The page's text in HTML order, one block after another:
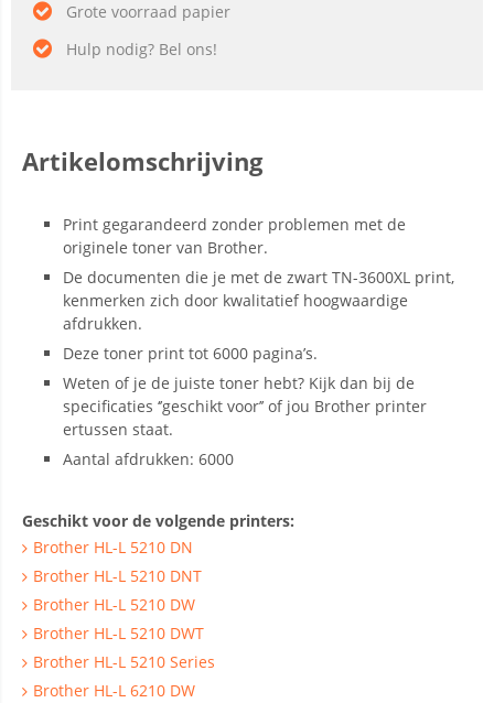
Grote voorraad papier
Hulp nodig? Bel ons!
Artikelomschrijving
Print gegarandeerd zonder problemen met de
originele toner van Brother.
De documenten die je met de zwart TN-3600XL print,
kenmerken zich door kwalitatief hoogwaardige
afdrukken.
Deze toner print tot 6000 pagina’s.
Weten of je de juiste toner hebt? Kijk dan bij de
specificaties ‘’geschikt voor’’ of jou Brother printer
ertussen staat.
Aantal afdrukken: 6000
Geschikt voor de volgende printers:
Brother HL-L 5210 DN
Brother HL-L 5210 DNT
Brother HL-L 5210 DW
Brother HL-L 5210 DWT
Brother HL-L 5210 Series
Brother HL-L 6210 DW